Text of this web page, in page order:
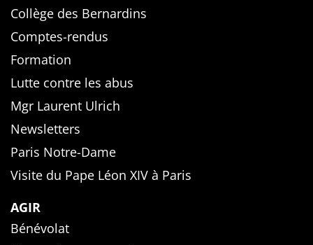
Collège des Bernardins
Comptes-rendus
Formation
Lutte contre les abus
Mgr Laurent Ulrich
Newsletters
Paris Notre-Dame
Visite du Pape Léon XIV à Paris
AGIR
Bénévolat